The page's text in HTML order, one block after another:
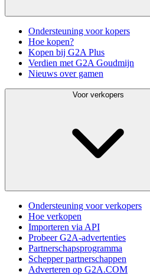
Ondersteuning voor kopers
Hoe kopen?
Kopen bij G2A Plus
Verdien met G2A Goudmijn
Nieuws over gamen
Voor verkopers
Ondersteuning voor verkopers
Hoe verkopen
Importeren via API
Probeer G2A-advertenties
Partnerschapsprogramma
Schepper partnerschappen
Adverteren op G2A.COM